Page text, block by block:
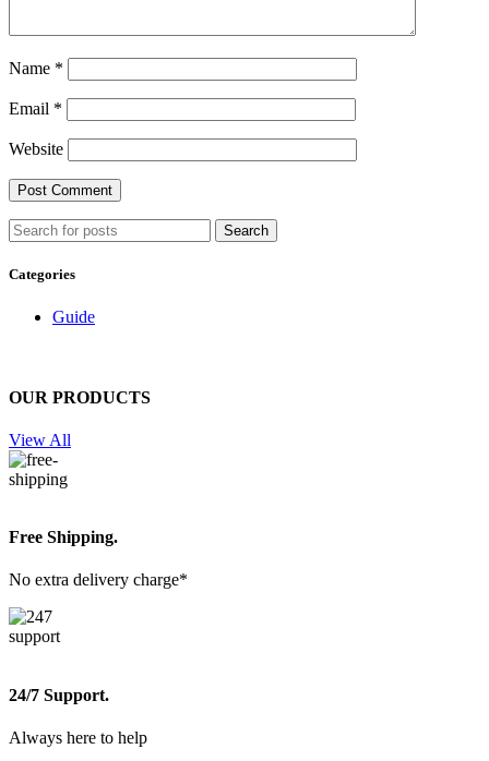
Name *
Email *
Website
Search
Categories
Guide
OUR PRODUCTS
View All
Free Shipping.
No extra delivery charge*
24/7 Support.
Always here to help